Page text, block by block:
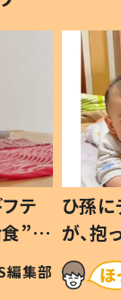
テ
”を
親
編集部
ひ孫
が、
「涙が
い」